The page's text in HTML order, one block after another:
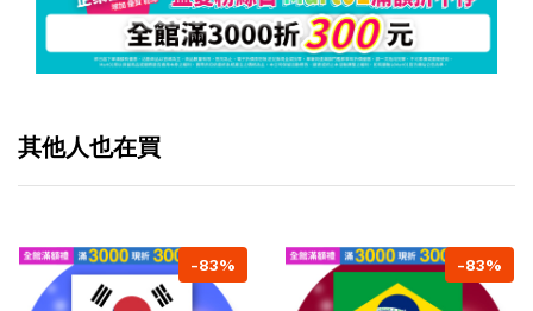
其他人也在買
-83% -83%